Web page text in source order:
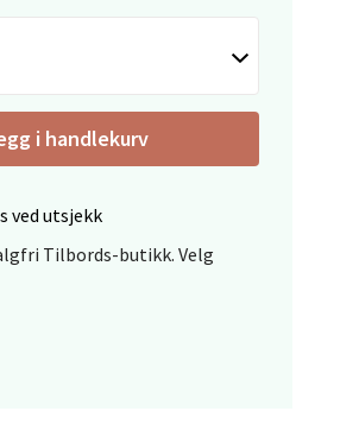
i handlekurv
ved utsjekk
Tilbords-butikk. Velg